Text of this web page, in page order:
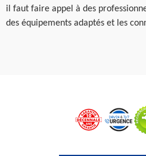
il faut faire appel à des
des équipements adaptés et les